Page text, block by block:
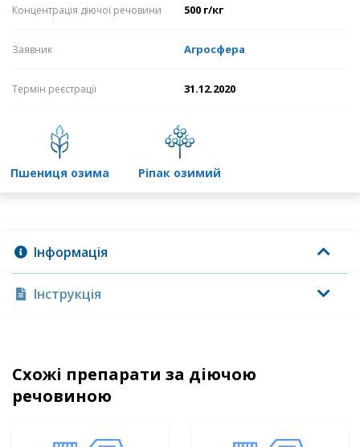
Концентрація діючої речовини 500 г/кг
Заявник Агросфера
Термін реєстрації 31.12.2020
пшениця озима ріпак озимий
Інформація
Інструкція
Схожі препарати за діючою
речовиною